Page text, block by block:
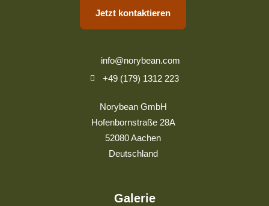
Jetzt kontaktieren
info@norybean.com
+49 (179) 1312 223
Norybean GmbH
Hofenbornstraße 28A
52080 Aachen
Deutschland
Galerie